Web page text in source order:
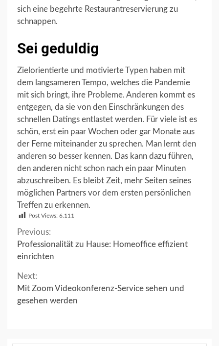
sich eine begehrte Restaurantreservierung zu
schnappen.
Sei geduldig
Zielorientierte und motivierte Typen haben mit
dem langsameren Tempo, welches die Pandemie
mit sich bringt, ihre Probleme. Anderen kommt es
entgegen, da sie von den Einschränkungen des
schnellen Datings entlastet werden. Für viele ist es
schön, erst ein paar Wochen oder gar Monate aus
der Ferne miteinander zu sprechen. Man lernt den
anderen so besser kennen. Das kann dazu führen,
den anderen nicht schon nach ein paar Minuten
abzuschreiben. Es bleibt Zeit, mehr Seiten seines
möglichen Partners vor dem ersten persönlichen
Treffen zu erkennen.
Post Views: 6.111
Continue
Reading
Previous:
Professionalität zu Hause: Homeoffice effizient
einrichten
Next:
Mit Zoom Videokonferenz-Service sehen und
gesehen werden